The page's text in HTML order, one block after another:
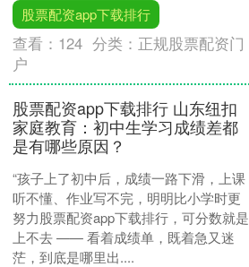
股票配资app下载排行
查看： 124 分类： 正规股票配资门
户
股票配资app下载排行 山东纽扣
家庭教育：初中生学习成绩差都
是有哪些原因？
“孩子上了初中后，成绩一路下滑，上课
听不懂、作业写不完，明明比小学时更
努力股票配资app下载排行，可分数就是
上不去 —— 看着成绩单，既着急又迷
茫，到底是哪里出....